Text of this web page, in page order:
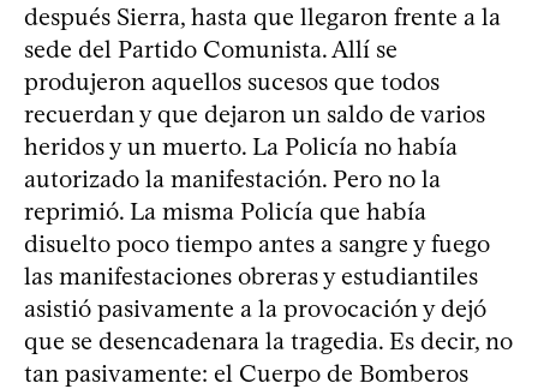
después Sierra, hasta que llegaron frente a la
sede del Partido Comunista. Allí se
produjeron aquellos sucesos que todos
recuerdan y que dejaron un saldo de varios
heridos y un muerto. La Policía no había
autorizado la manifestación. Pero no la
reprimió. La misma Policía que había
disuelto poco tiempo antes a sangre y fuego
las manifestaciones obreras y estudiantiles
asistió pasivamente a la provocación y dejó
que se desencadenara la tragedia. Es decir, no
tan pasivamente: el Cuerpo de Bomberos